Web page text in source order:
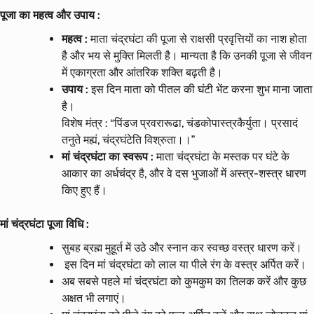
पूजा का महत्व और उपाय :
महत्व : माता चंद्रघंटा की पूजा से राक्षसी प्रवृत्तियों का नाश होता
है और भय से मुक्ति मिलती है। मान्यता है कि उनकी पूजा से जीवन
में एकाग्रता और आंतरिक शक्ति बढ़ती है।
उपाय : इस दिन माता को पीतल की घंटी भेंट करना शुभ माना जाता
है।
विशेष मंत्र : “पिंडज प्रवरारूढा, चंडकोपास्त्रकैर्युता। प्रसादं
तनुते मह्यं, चंद्रघंटेति विश्रुता।।”
मां चंद्रघंटा का स्वरूप :माता चंद्रघंटा के मस्तक पर घंटे के
आकार का अर्धचंद्र है, और वे दस भुजाओं में अस्त्र-शस्त्र धारण
किए हुए हैं।
मां चंद्रघंटा पूजा विधि :
सुबह ब्रह्म मुहूर्त में उठे और स्नान कर स्वच्छ वस्त्र धारण करें।
इस दिन मां चंद्रघंटा को लाल या पीले रंग के वस्त्र अर्पित करें।
अब सबसे पहले मां चंद्रघंटा को कुमकुम का तिलक करें और कुछ
अक्षत भी लगाएं।